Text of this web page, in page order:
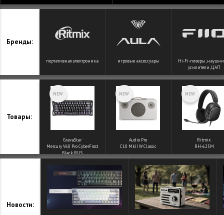
Бренды:
портативная электроника игровые аксессуары
Hi-Fi-плееры,
усилители, ЦАП
Товары:
NEW
GravaStar
Mercury V60 Pro CyberFrost
Black RUS
NEW
Audio Pro
C10 MkII W Classic
NEW
Ritmix
RH-625M
Новости: